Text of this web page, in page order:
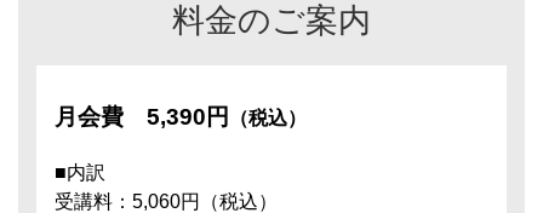
料金のご案内
月会費 5,390円 （税込）
■内訳
受講料：5,060円（税込）